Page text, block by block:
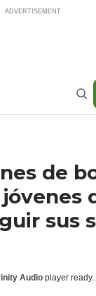
de
sus
Audio player